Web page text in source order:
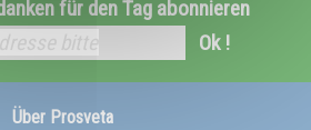
für den Tag abonnieren
Ok !
Über Prosveta